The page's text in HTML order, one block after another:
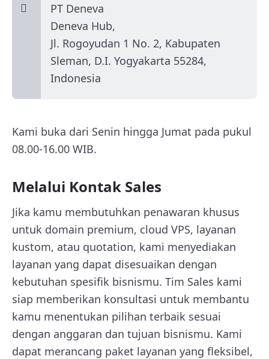
PT Deneva
Deneva Hub,
Jl. Rogoyudan 1 No. 2, Kabupaten
Sleman, D.I. Yogyakarta 55284,
Indonesia
Kami buka dari Senin hingga Jumat pada pukul
08.00-16.00 WIB.
Melalui Kontak Sales
Jika kamu membutuhkan penawaran khusus
untuk domain premium, cloud VPS, layanan
kustom, atau quotation, kami menyediakan
layanan yang dapat disesuaikan dengan
kebutuhan spesifik bisnismu. Tim Sales kami
siap memberikan konsultasi untuk membantu
kamu menentukan pilihan terbaik sesuai
dengan anggaran dan tujuan bisnismu. Kami
dapat merancang paket layanan yang fleksibel,